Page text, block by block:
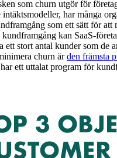
som churn utgör för
intäktsmodeller, har många
som ett sätt för att
kundframgång kan SaaS-
ett stort antal kunder som de
churn ärden främsta
ett uttalat program för